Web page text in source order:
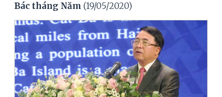
Bác tháng Năm (19/05/2020)